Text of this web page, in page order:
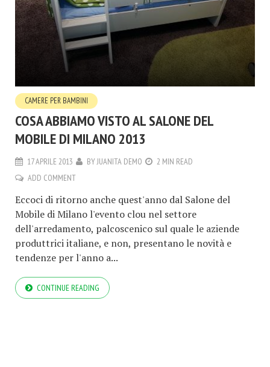
CAMERE PER BAMBINI
COSA ABBIAMO VISTO AL SALONE DEL
MOBILE DI MILANO 2013
17 APRILE 2013 BYJUANITA DEMO
2 MIN READ
ADD COMMENT
Eccoci di ritorno anche quest'anno dal Salone del
Mobile di Milano l'evento clou nel settore
dell'arredamento, palcoscenico sul quale le aziende
produttrici italiane, e non, presentano le novità e
tendenze per l'anno a...
CONTINUE READING